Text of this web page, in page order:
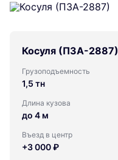
Косуля (ПЗА-2887)
Грузоподъемность
1,5 тн
Длина кузова
до 4 м
Въезд в центр
+3 000 ₽